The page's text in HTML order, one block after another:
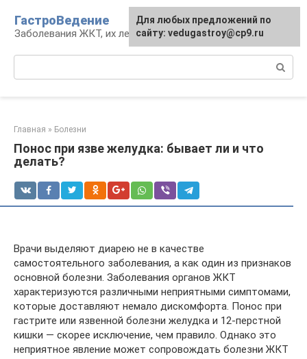
контенту
ГастроВедение
Заболевания ЖКТ, их лечение и профилактика
Главная » Болезни
Понос при язве желудка: бывает ли и что
делать?
Врачи выделяют диарею не в качестве
самостоятельного заболевания, а как один из признаков
основной болезни. Заболевания органов ЖКТ
характеризуются различными неприятными симптомами,
которые доставляют немало дискомфорта. Понос при
гастрите или язвенной болезни желудка и 12-перстной
кишки — скорее исключение, чем правило. Однако это
неприятное явление может сопровождать болезни ЖКТ
Для любых предложений по
сайту: vedugastroy@cp9.ru